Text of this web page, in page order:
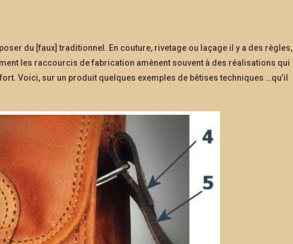
du [faux] traditionnel. En couture, rivetage ou laçage il y a des règles,
les raccourcis de fabrication amènent souvent à des réalisations qui
Voici, sur un produit quelques exemples de bêtises techniques …qu’il